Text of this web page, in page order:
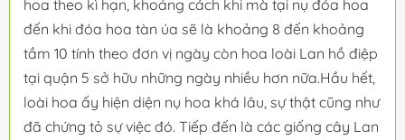
hoa theo kì hạn, khoảng cách khi mà tại nụ đóa hoa
đến khi đóa hoa tàn úa sẽ là khoảng 8 đến khoảng
tầm 10 tính theo đơn vị ngày còn hoa loài Lan hồ điệp
tại quận 5 sở hữu những ngày nhiều hơn nữa.Hầu hết,
loài hoa ấy hiện diện nụ hoa khá lâu, sự thật cũng như
đã chứng tỏ sự việc đó. Tiếp đến là các giống cây Lan